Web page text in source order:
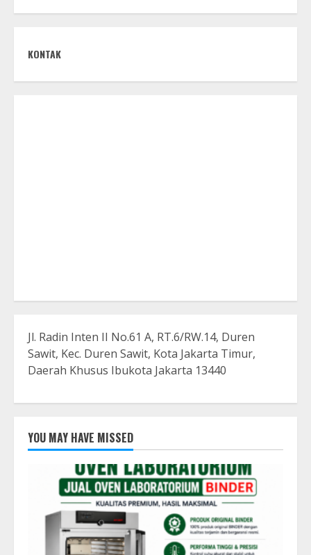
KONTAK
Jl. Radin Inten II No.61 A, RT.6/RW.14, Duren
Sawit, Kec. Duren Sawit, Kota Jakarta Timur,
Daerah Khusus Ibukota Jakarta 13440
YOU MAY HAVE MISSED